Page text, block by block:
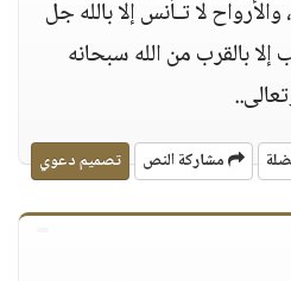
والأرواح لا تـأنس إلا بالله جل
إلا بالقرب من الله سبحانه
مشاركة النص تصميم دعوي